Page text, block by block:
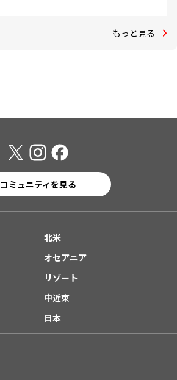
もっと見る
コミュニティを見る
北米
オセアニア
リゾート
中近東
日本